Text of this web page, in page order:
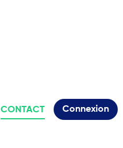
CONTACT Connexion